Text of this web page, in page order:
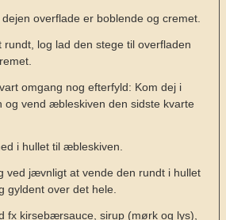
overflade er boblende og cremet.
log lad den stege til overfladen
omgang nog efterfyld: Kom dej i
og vend æbleskiven den sidste kvarte
i hullet til æbleskiven.
ved jævnligt at vende den rundt i hullet
gyldent over det hele.
fx kirsebærsauce, sirup (mørk og lys),